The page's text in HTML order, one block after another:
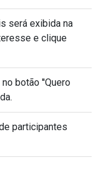
será exibida na
e clique
botão ''Quero
participantes